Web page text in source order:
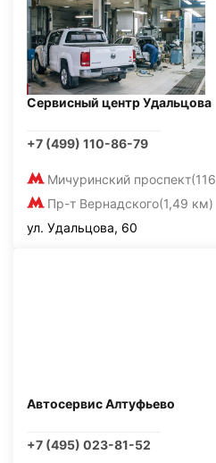
Сервисный центр Удальцова
+7 (499) 110-86-79
Мичуринский проспект
Пр-т Вернадского(1,49 км)
ул. Удальцова, 60
Автосервис Алтуфьево
+7 (495) 023-81-52